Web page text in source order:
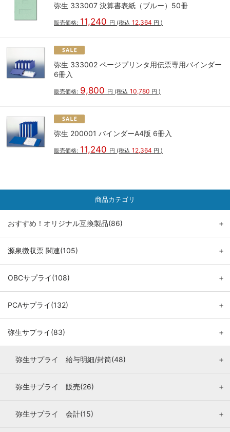
弥生 333007 決算書表紙（ブルー）50冊
販売価格: 11,240 円 (税込 12,364 円 )
弥生 333002 ページプリンタ用伝票専用バインダー
6冊入
販売価格: 9,800 円 (税込 10,780 円 )
弥生 200001 バインダーA4版 6冊入
販売価格: 11,240 円 (税込 12,364 円 )
商品カテゴリ
おすすめ！オリジナル互換製品(86) ＋
源泉徴収票 関連(105) ＋
OBCサプライ(108) ＋
PCAサプライ(132) ＋
弥生サプライ(83) ＋
弥生サプライ 給与明細/封筒(48) ＋
弥生サプライ 販売(26) ＋
弥生サプライ 会計(15) ＋